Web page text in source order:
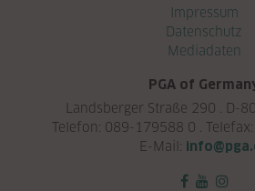
Impressum
Datenschutz
Mediadaten
PGA of
Landsberger Straße 290 . D-
Telefon: 089-179588 0 .
E-Mail: